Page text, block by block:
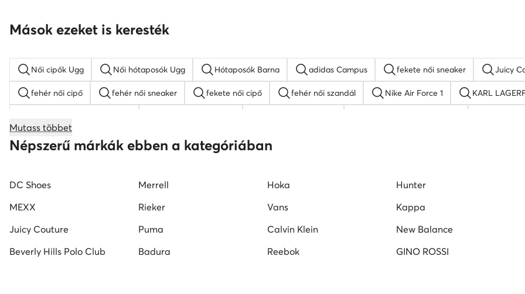
Mások ezeket is keresték
Női cipők Ugg Női hótaposók Ugg Hótaposók Barna adidas Campus fekete női sneaker Juicy
fehér női cipő fehér női sneaker fekete női cipő fehér női szandál Nike Air Force 1 KARL
Reebok női cipő fekete mokaszin női G-Star RAW női cipők
Mutass többet
Népszerű márkák ebben a kategóriában
DC Shoes Merrell Hoka Hunter
MEXX
Rieker Vans Kappa
Juicy Couture
Puma Calvin Klein New Balance
Beverly Hills Polo Club
Badura Reebok GINO ROSSI